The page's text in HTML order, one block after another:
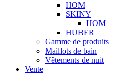
HOM
SKINY
HOM
HUBER
Gamme de produits
Maillots de bain
Vêtements de nuit
Vente